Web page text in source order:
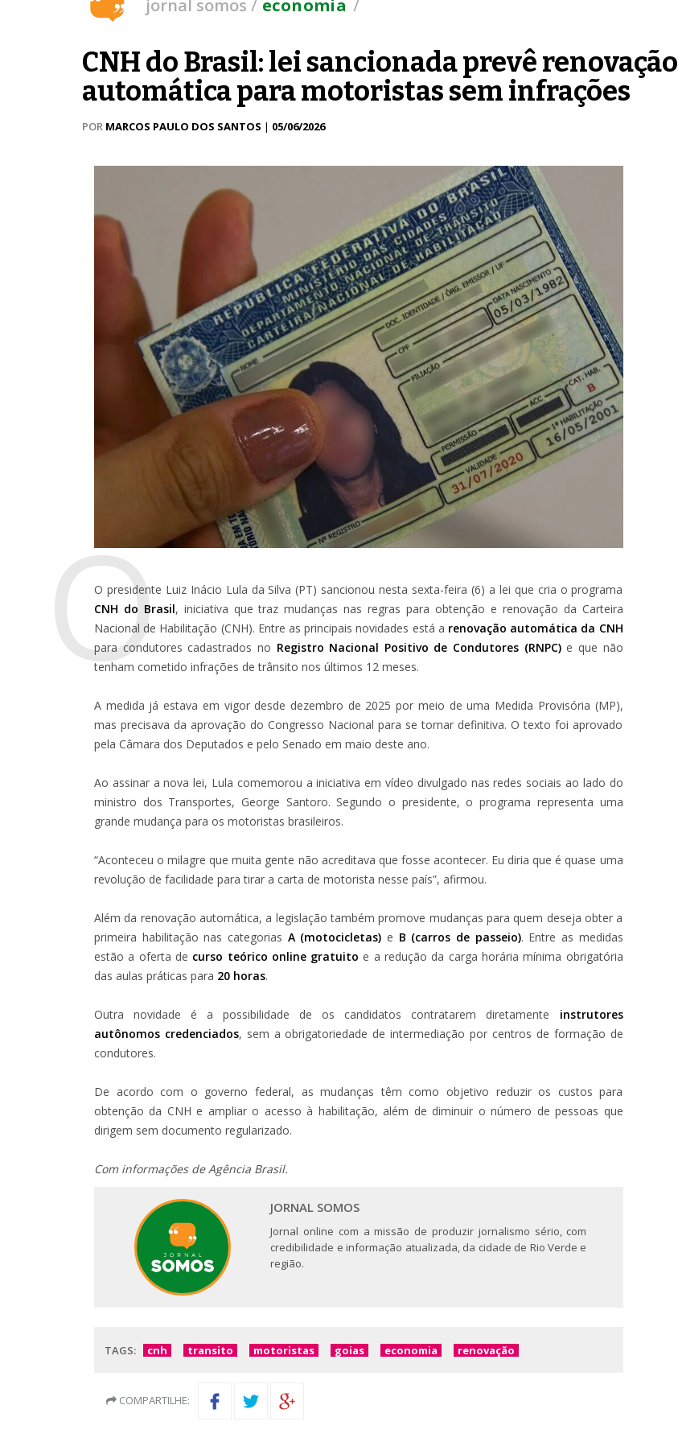
jornal somos economia
CNH do Brasil: lei sancionada prevê renovação
automática para motoristas sem infrações
POR MARCOS PAULO DOS SANTOS | 05/06/2026
O
O presidente Luiz Inácio Lula da Silva (PT) sancionou nesta sexta-feira (6) a lei que cria o programa
CNH do Brasil, iniciativa que traz mudanças nas regras para obtenção e renovação da Carteira
Nacional de Habilitação (CNH). Entre as principais novidades está a renovação automática da CNH
para condutores cadastrados no Registro Nacional Positivo de Condutores (RNPC)e que não
tenham cometido infrações de trânsito nos últimos 12 meses.
A medida já estava em vigor desde dezembro de 2025 por meio de uma Medida Provisória (MP),
mas precisava da aprovação do Congresso Nacional para se tornar definitiva. O texto foi aprovado
pela Câmara dos Deputados e pelo Senado em maio deste ano.
Ao assinar a nova lei, Lula comemorou a iniciativa em vídeo divulgado nas redes sociais ao lado do
ministro dos Transportes, George Santoro. Segundo o presidente, o programa representa uma
grande mudança para os motoristas brasileiros.
“Aconteceu o milagre que muita gente não acreditava que fosse acontecer. Eu diria que é quase uma
revolução de facilidade para tirar a carta de motorista nesse país”, afirmou.
Além da renovação automática, a legislação também promove mudanças para quem deseja obter a
primeira habilitação nas categorias A (motocicletas) e B (carros de passeio). Entre as medidas
estão a oferta de curso teórico online gratuito e a redução da carga horária mínima obrigatória
das aulas práticas para 20 horas.
Outra novidade é a possibilidade de os candidatos contratarem diretamente instrutores
autônomos credenciados, sem a obrigatoriedade de intermediação por centros de formação de
condutores.
De acordo com o governo federal, as mudanças têm como objetivo reduzir os custos para
obtenção da CNH e ampliar o acesso à habilitação, além de diminuir o número de pessoas que
dirigem sem documento regularizado.
Com informações de Agência Brasil.
JORNAL SOMOS
Jornal online com a missão de produzir jornalismo sério, com
credibilidade e informação atualizada, da cidade de Rio Verde e
região.
TAGS: cnh transito motoristas goias economia renovação
COMPARTILHE: